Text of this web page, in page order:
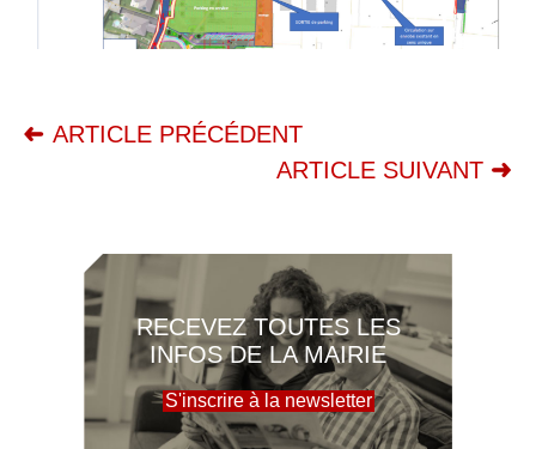
ARTICLE PRÉCÉDENT
ARTICLE SUIVANT
RECEVEZ TOUTES LES
INFOS DE LA MAIRIE
S'inscrire à la newsletter